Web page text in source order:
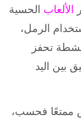
الألعاب الحسية
الرمل،
تحفز
بين اليد
ممتعًا فحسب،